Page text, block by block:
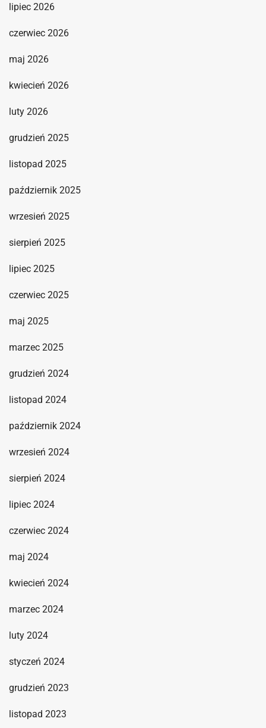
lipiec 2026
czerwiec 2026
maj 2026
kwiecień 2026
luty 2026
grudzień 2025
listopad 2025
październik 2025
wrzesień 2025
sierpień 2025
lipiec 2025
czerwiec 2025
maj 2025
marzec 2025
grudzień 2024
listopad 2024
październik 2024
wrzesień 2024
sierpień 2024
lipiec 2024
czerwiec 2024
maj 2024
kwiecień 2024
marzec 2024
luty 2024
styczeń 2024
grudzień 2023
listopad 2023